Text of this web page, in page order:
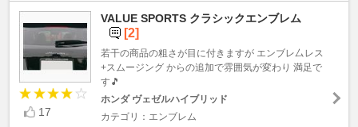
17
VALUE SPORTS クラシックエンブレム
[2]
若干の商品の粗さが目に付きますが エンブレ厶レス
+スムージング からの追加で雰囲気が変わり 満足で
す🎵
ホンダ ヴェゼルハイブリッド
カテゴリ：エンブレム